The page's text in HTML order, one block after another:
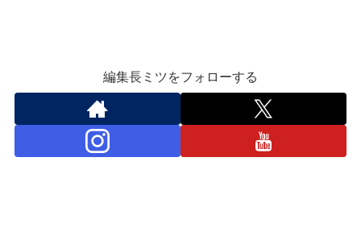
編集長ミツをフォローする